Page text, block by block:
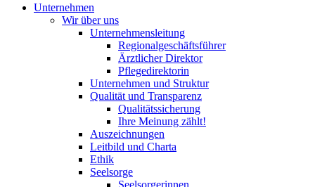
Unternehmen
Wir über uns
Unternehmensleitung
Regionalgeschäftsführer
Ärztlicher Direktor
Pflegedirektorin
Unternehmen und Struktur
Qualität und Transparenz
Qualitätssicherung
Ihre Meinung zählt!
Auszeichnungen
Leitbild und Charta
Ethik
Seelsorge
Seelsorgerinnen